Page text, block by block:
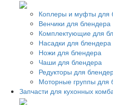
Коплеры и муфты для
Венчики для блендера
Комплектующие для
Насадки для блендера
Ножи для блендера
Чаши для блендера
Редукторы для
Моторные группы для
Запчасти для кухонных